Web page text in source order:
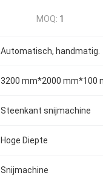
MOQ: 1
Automatisch, handmatig.
3200 mm*2000 mm*100
Steenkant snijmachine
Hoge Diepte
Snijmachine